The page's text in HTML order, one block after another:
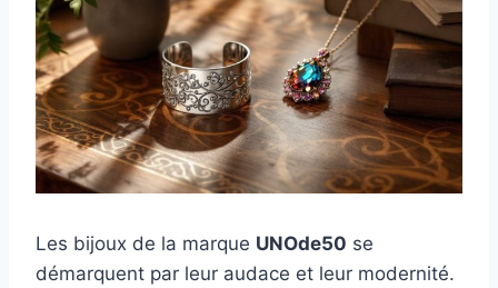
Les bijoux de la marque UNOde50 se
démarquent par leur audace et leur modernité.